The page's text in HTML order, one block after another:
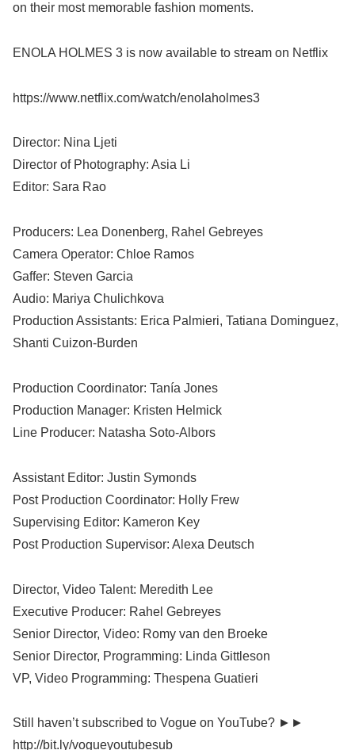
on their most memorable fashion moments.
ENOLA HOLMES 3 is now available to stream on Netflix
https://www.netflix.com/watch/enolaholmes3
Director: Nina Ljeti
Director of Photography: Asia Li
Editor: Sara Rao
Producers: Lea Donenberg, Rahel Gebreyes
Camera Operator: Chloe Ramos
Gaffer: Steven Garcia
Audio: Mariya Chulichkova
Production Assistants: Erica Palmieri, Tatiana Dominguez,
Shanti Cuizon-Burden
Production Coordinator: Tanía Jones
Production Manager: Kristen Helmick
Line Producer: Natasha Soto-Albors
Assistant Editor: Justin Symonds
Post Production Coordinator: Holly Frew
Supervising Editor: Kameron Key
Post Production Supervisor: Alexa Deutsch
Director, Video Talent: Meredith Lee
Executive Producer: Rahel Gebreyes
Senior Director, Video: Romy van den Broeke
Senior Director, Programming: Linda Gittleson
VP, Video Programming: Thespena Guatieri
Still haven’t subscribed to Vogue on YouTube? ►►
http://bit.ly/vogueyoutubesub